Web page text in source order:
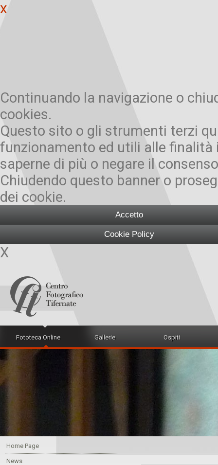
x
Continuando la navigazione o
cookies.
Questo sito o gli strumenti terzi
funzionamento ed utili alle
saperne di più o negare il
Chiudendo questo banner o
dei cookie.
Accetto
Cookie Policy
X
Fototeca Online Gallerie Ospiti
Home Page
News